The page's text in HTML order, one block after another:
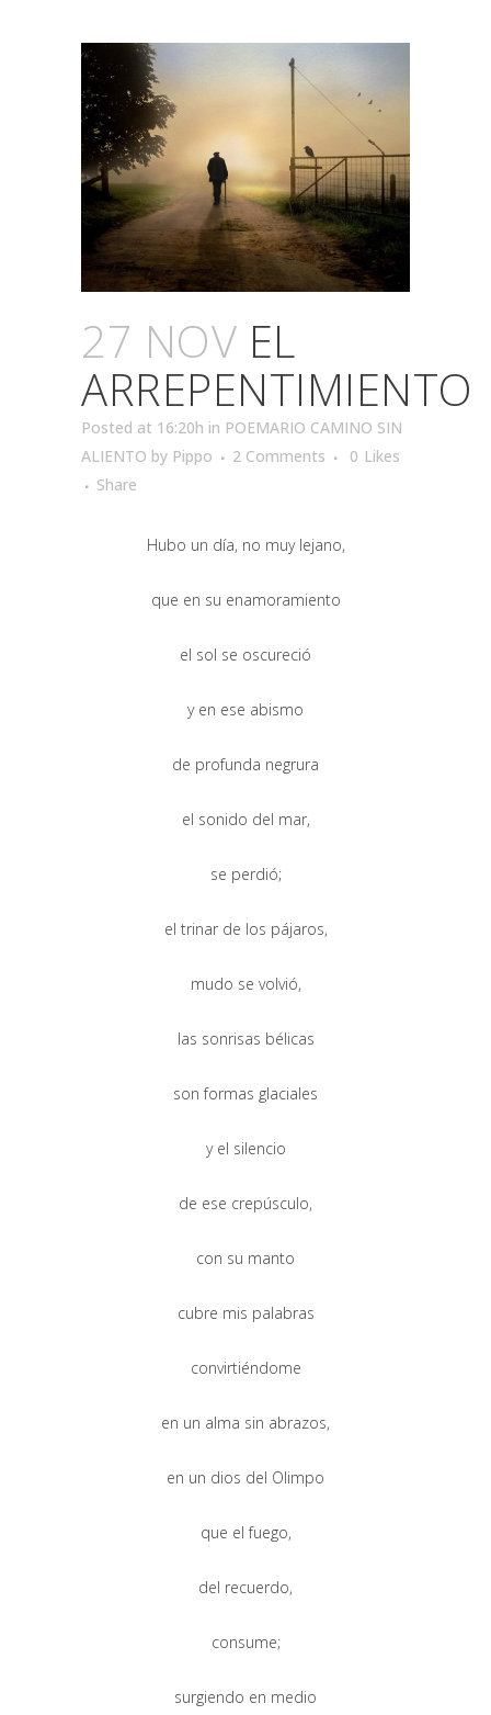
27 NOV EL
ARREPENTIMIENTO
Posted at 16:20h in POEMARIO CAMINO SIN
ALIENTO by Pippo 2 Comments 0 Likes
Share
Hubo un día, no muy lejano,
que en su enamoramiento
el sol se oscureció
y en ese abismo
de profunda negrura
el sonido del mar,
se perdió;
el trinar de los pájaros,
mudo se volvió,
las sonrisas bélicas
son formas glaciales
y el silencio
de ese crepúsculo,
con su manto
cubre mis palabras
convirtiéndome
en un alma sin abrazos,
en un dios del Olimpo
que el fuego,
del recuerdo,
consume;
surgiendo en medio